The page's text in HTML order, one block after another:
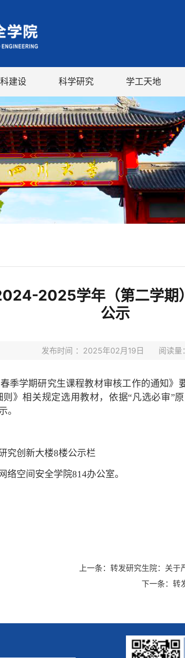
建设 科学研究 学工天地
2025学年（第二学期
公示
发布时间 ：2025年02月19日 阅读量：
季学期研究生课程教材审核工作的通知》
》相关规定选用教材，依据“凡选必审”
。
究创新大楼8楼公示栏
络空间安全学院814办公室。
上一条： 转发研究生院：关于
下一条： 转